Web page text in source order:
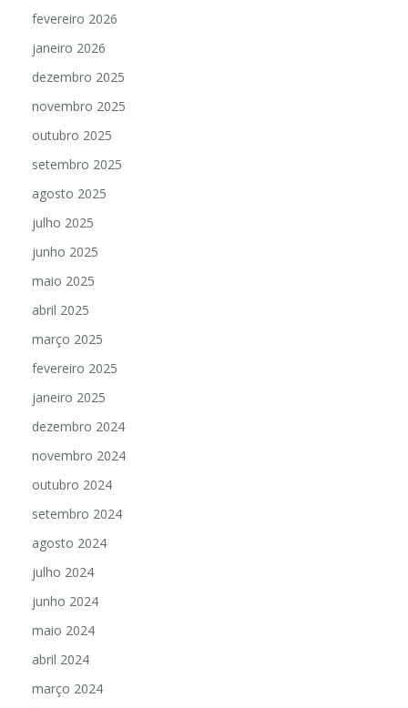
fevereiro 2026
janeiro 2026
dezembro 2025
novembro 2025
outubro 2025
setembro 2025
agosto 2025
julho 2025
junho 2025
maio 2025
abril 2025
março 2025
fevereiro 2025
janeiro 2025
dezembro 2024
novembro 2024
outubro 2024
setembro 2024
agosto 2024
julho 2024
junho 2024
maio 2024
abril 2024
março 2024